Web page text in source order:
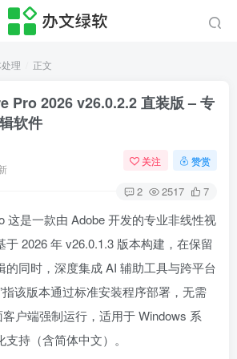
理 正文
Pro 2026 v26.0.2.2 直装版 – 专
软件
关注 赞赏
2 2517 7
这是一款由 Adobe 开发的专业非线性视
2026 年 v26.0.1.3 版本构建，在保留
的同时，深度集成 AI 辅助工具与跨平台
指该版本通过标准安装程序部署，无需
户端强制运行，适用于 Windows 系
持（含简体中文）。